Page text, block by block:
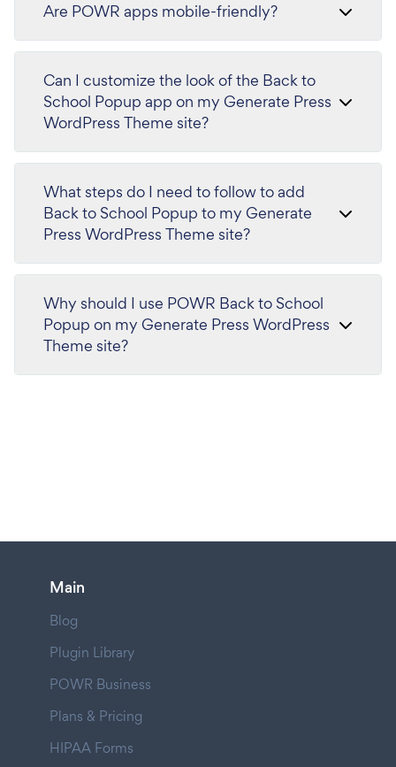
Are POWR apps mobile-friendly?
Can I customize the look of the Back to
School Popup app on my Generate Press
WordPress Theme site?
What steps do I need to follow to add
Back to School Popup to my Generate
Press WordPress Theme site?
Why should I use POWR Back to School
Popup on my Generate Press WordPress
Theme site?
Main
Blog
Plugin Library
POWR Business
Plans & Pricing
HIPAA Forms